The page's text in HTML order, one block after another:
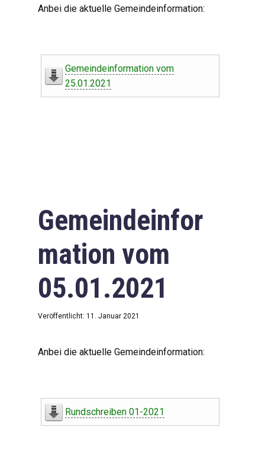
Anbei die aktuelle Gemeindeinformation:
Gemeindeinformation vom
25.01.2021
Gemeindeinfor
mation vom
05.01.2021
Veröffentlicht: 11. Januar 2021
Anbei die aktuelle Gemeindeinformation:
Rundschreiben 01-2021